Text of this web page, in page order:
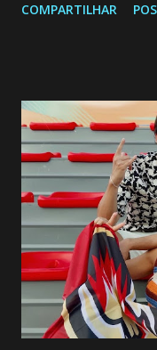
a Programação
confessa a Gabriel
pessoa que ela tanto
entra no quarto de
encontro deles,
Paula sobre a
Rogerio consegue se
desaparecimento de
ter sido vítima da
que a clínica
...
COMPARTILHAR